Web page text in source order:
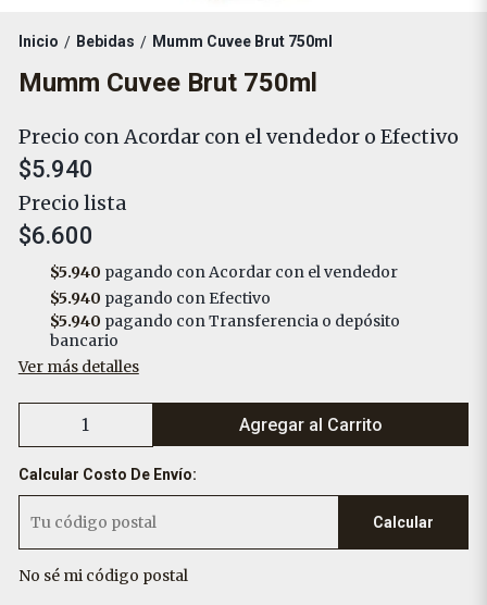
Inicio / Bebidas / Mumm Cuvee Brut 750ml
Mumm Cuvee Brut 750ml
Precio con Acordar con el vendedor o Efectivo
$5.940
Precio lista
$6.600
$5.940 pagando con Acordar con el vendedor
$5.940 pagando con Efectivo
$5.940 pagando con Transferencia o depósito
bancario
Ver más detalles
Agregar al Carrito
Calcular Costo De Envío:
Calcular
No sé mi código postal